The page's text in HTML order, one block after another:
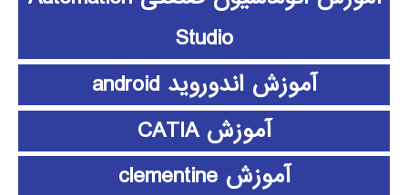
Studio
آموزش اندوروید android
آموزش CATIA
آموزش clementine